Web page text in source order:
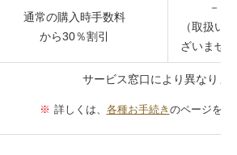
通常の購入時手数料
から30％割引
－
（取扱い
ざいませ
サービス窓口により異なりま
詳しくは、 各種お手続き のページをご